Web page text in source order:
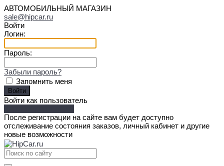
АВТОМОБИЛЬНЫЙ МАГАЗИН
sale@hipcar.ru
Войти
Логин:
Пароль:
Забыли пароль?
Запомнить меня
Войти как пользователь
После регистрации на сайте вам будет доступно
отслеживание состояния заказов, личный кабинет и другие
новые возможности